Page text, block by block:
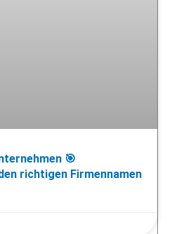
🎯
richtigen Firmennamen